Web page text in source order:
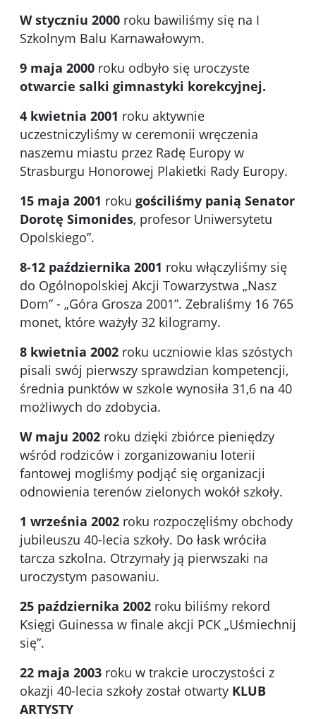
W styczniu 2000 roku bawiliśmy się na I
Szkolnym Balu Karnawałowym.
9 maja 2000 roku odbyło się uroczyste
otwarcie salki gimnastyki korekcyjnej.
4 kwietnia 2001 roku aktywnie
uczestniczyliśmy w ceremonii wręczenia
naszemu miastu przez Radę Europy w
Strasburgu Honorowej Plakietki Rady Europy.
15 maja 2001 roku gościliśmy panią Senator
Dorotę Simonides, profesor Uniwersytetu
Opolskiego”.
8-12 października 2001 roku włączyliśmy się
do Ogólnopolskiej Akcji Towarzystwa „Nasz
Dom” - „Góra Grosza 2001”. Zebraliśmy 16 765
monet, które ważyły 32 kilogramy.
8 kwietnia 2002 roku uczniowie klas szóstych
pisali swój pierwszy sprawdzian kompetencji,
średnia punktów w szkole wynosiła 31,6 na 40
możliwych do zdobycia.
W maju 2002 roku dzięki zbiórce pieniędzy
wśród rodziców i zorganizowaniu loterii
fantowej mogliśmy podjąć się organizacji
odnowienia terenów zielonych wokół szkoły.
1 września 2002 roku rozpoczęliśmy obchody
jubileuszu 40-lecia szkoły. Do łask wróciła
tarcza szkolna. Otrzymały ją pierwszaki na
uroczystym pasowaniu.
25 października 2002 roku biliśmy rekord
Księgi Guinessa w finale akcji PCK „Uśmiechnij
się”.
22 maja 2003 roku w trakcie uroczystości z
okazji 40-lecia szkoły został otwarty KLUB
ARTYSTY